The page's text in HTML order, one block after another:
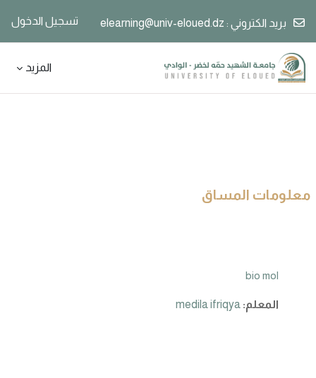
بريد الكتروني : elearning@univ-eloued.dz تسجيل الدخول
المزيد
معلومات المساق
bio mol
المعلم: medila ifriqya